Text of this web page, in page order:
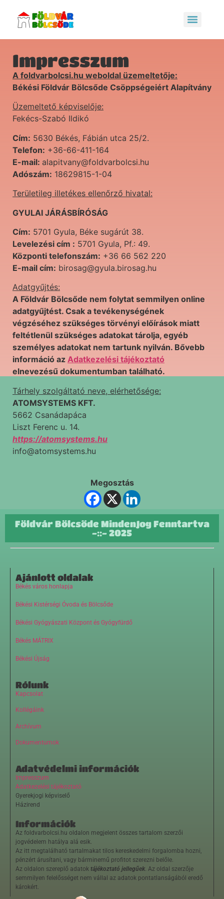
Impresszum
A foldvarbolcsi.hu weboldal üzemeltetője:
Békési Földvár Bölcsőde Csöppségeiért Alapítvány
Üzemeltető képviselője:
Fekécs-Szabó Ildikó
Cím: 5630 Békés, Fábián utca 25/2.
Telefon: +36-66-411-164
E-mail: alapitvany@foldvarbolcsi.hu
Adószám: 18629815-1-04
Területileg illetékes ellenőrző hivatal:
GYULAI JÁRÁSBÍRÓSÁG
Cím: 5701 Gyula, Béke sugárút 38.
Levelezési cím : 5701 Gyula, Pf.: 49.
Központi telefonszám: +36 66 562 220
E-mail cím: birosag@gyula.birosag.hu
Adatgyűjtés:
A Földvár Bölcsőde nem folytat semmilyen online
adatgyűjtést. Csak a tevékenységének
végzéséhez szükséges törvényi előírások miatt
feltétlenül szükséges adatokat tárolja, egyéb
személyes adatokat nem tartunk nyilván. Bővebb
információ az Adatkezelési tájékoztató
elnevezésű dokumentumban található.
Tárhely szolgáltató neve, elérhetősége:
ATOMSYSTEMS KFT.
5662 Csanádapáca
Liszt Ferenc u. 14.
https://atomsystems.hu
info@atomsystems.hu
Megosztás
Földvár Bölcsőde MindenJog Fenntartva
-::- 2025
Ajánlott oldalak
Békés város honlapja
Békési Kistérségi Óvoda és Bölcsőde
Békési Gyógyászati Központ és Gyógyfürdő
Békés MÁTRIX
Békési Újság
Rólunk
Kapcsolat
Kollégáink
Archívum
Dokumentumok
Adatvédelmi információk
Impresszum
Adatkezelési tájékoztató
Gyerekjogi képviselő
Házirend
Információk
Az foldvarbolcsi.hu oldalon megjelent összes tartalom szerzői
jogvédelem hatálya alá esik.
Az itt megtalálható tartalmakat tilos kereskedelmi forgalomba hozni,
pénzért árusítani, vagy bárminemű profitot szerezni belőle.
Az oldalon szereplő adatok tájékoztató jellegűek. Az oldal szerzője
semmilyen felelősséget nem vállal az adatok pontatlanságából eredő
károkért.